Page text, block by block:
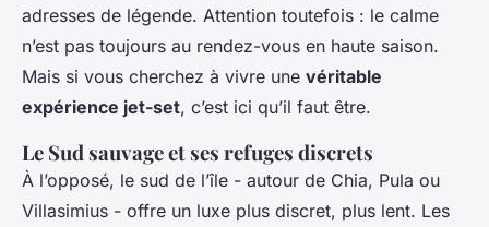
adresses de légende. Attention toutefois : le calme
n’est pas toujours au rendez-vous en haute saison.
Mais si vous cherchez à vivre une véritable
expérience jet-set, c’est ici qu’il faut être.
Le Sud sauvage et ses refuges discrets
À l’opposé, le sud de l’île - autour de Chia, Pula ou
Villasimius - offre un luxe plus discret, plus lent. Les